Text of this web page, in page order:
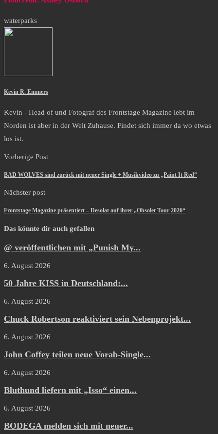
waterparks
Kevin R. Emmers
Kevin - Head of und Fotograf des Frontstage Magazine lebt im
Norden ist aber in der Welt Zuhause. Findet sich immer da wo etwas
los ist.
Vorherige Post
BAD WOLVES sind zurück mit neuer Single + Musikvideo zu „Paint It Red“
Nächster post
Frontstage Magazine präsentiert – Desolat auf ihrer „Obsolet Tour 2026“
Das könnte dir auch gefallen
@ veröffentlichen mit „Punish My...
6. August 2026
50 Jahre KISS in Deutschland:...
6. August 2026
Chuck Robertson reaktiviert sein Nebenprojekt...
6. August 2026
John Coffey teilen neue Vorab-Single...
6. August 2026
Bluthund liefern mit „Isso“ einen...
6. August 2026
BODEGA melden sich mit neuer...